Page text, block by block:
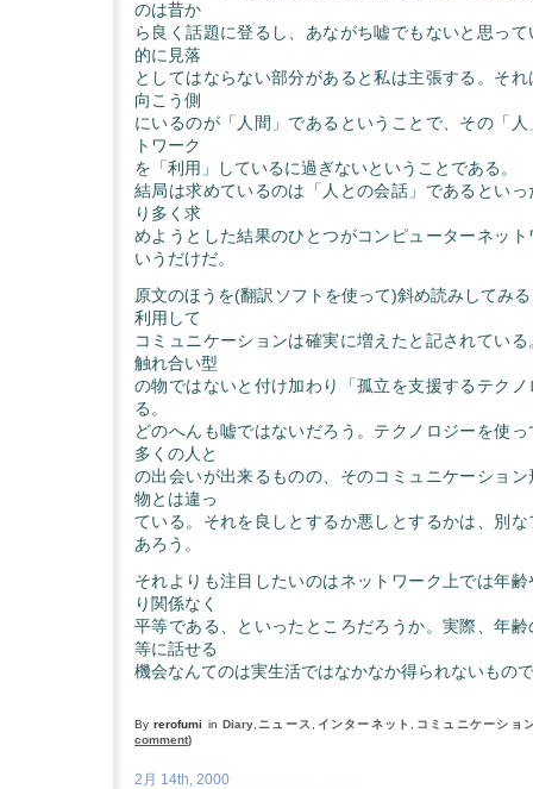
のは昔か
ら良く話題に登るし、あながち嘘でもないと思っ
的に見落
としてはならない部分があると私は主張する。そ
向こう側
にいるのが「人間」であるということで、その「
トワーク
を「利用」しているに過ぎないということである。
結局は求めているのは「人との会話」であるとい
り多く求
めようとした結果のひとつがコンピューターネッ
いうだけだ。
原文のほうを(翻訳ソフトを使って)斜め読みしてみ
利用して
コミュニケーションは確実に増えたと記されてい
触れ合い型
の物ではないと付け加わり「孤立を支援するテク
る。
どのへんも嘘ではないだろう。テクノロジーを使
多くの人と
の出会いが出来るものの、そのコミュニケーショ
物とは違っ
ている。それを良しとするか悪しとするかは、別
あろう。
それよりも注目したいのはネットワーク上では年
り関係なく
平等である、といったところだろうか。実際、年
等に話せる
機会なんてのは実生活ではなかなか得られないもの
Byrerofumi in Diary, ニュース インターネット
コミュニケーショ
comment)
2月 14th, 2000